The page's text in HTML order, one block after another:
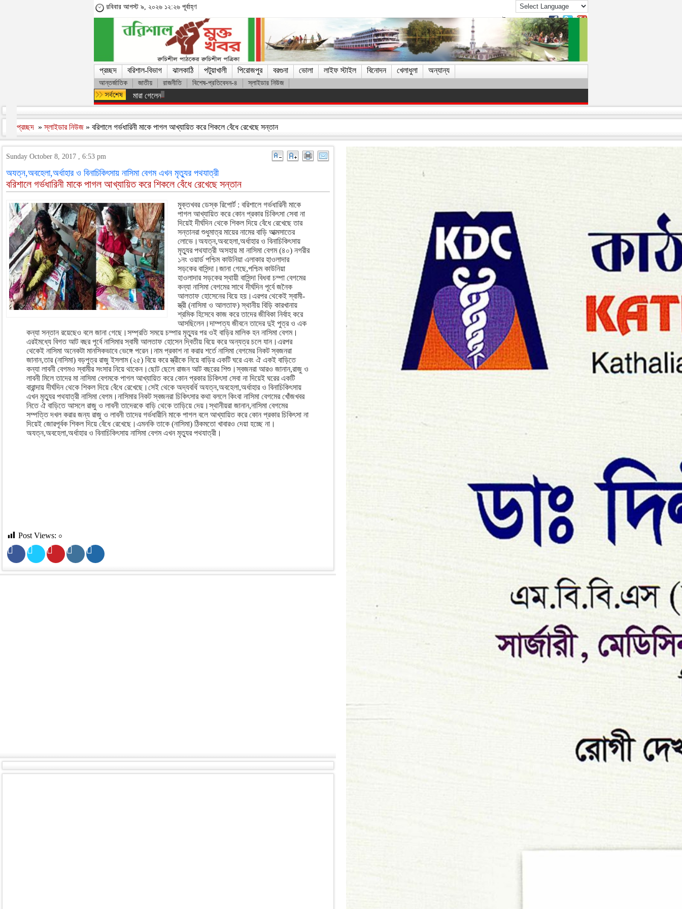
রবিবার আগস্ট ৯, ২০২৬ ১২:২৬ পূর্বাহ্ণ
প্রচ্ছদ বরিশাল-বিভাগ ঝালকাঠি পটুয়াখালী পিরোজপুর বরগুনা ভোলা লাইফ স্টাইল বিনোদন খেলাধুলা অন্যান্য
আন্তর্জাতিক জাতীয় রাজনীতি বিশেষ-প্রতিবেদন-৪ স্লাইডার নিউজ
মারা গেলেন লিওনেল মেসির বাবা হোর্হে মেসি
প্রচ্ছদ »স্লাইডার নিউজ » বরিশালে গর্ভধারিনী মাকে পাগল আখ্যায়িত করে শিকলে বেঁধে রেখেছে সন্তান
Sunday October 8, 2017 , 6:53 pm
অযত্ন,অবহেলা,অর্ধাহার ও বিনাচিকিৎসায় নাসিমা বেগম এখন মৃত্যুর পথযাত্রী
বরিশালে গর্ভধারিনী মাকে পাগল আখ্যায়িত করে শিকলে বেঁধে রেখেছে সন্তান
মুক্তখবর ডেস্ক রিপোর্ট : বরিশালে গর্ভধারিনী মাকে
পাগল আখ্যায়িত করে কোন প্রকার চিকিৎসা সেবা না
দিয়েই দীর্ঘদিন থেকে শিকল দিয়ে বেঁধে রেখেছে তার
সন্তানরা শুধুমাত্র মায়ের নামের বাড়ি আত্মসাতের
লোভে।অযত্ন,অবহেলা,অর্ধাহার ও বিনাচিকিৎসায়
মৃত্যুর পথযাত্রী অসহায় মা নাসিমা বেগম (৪০) নগরীর
১নং ওয়ার্ড পশ্চিম কাউনিয়া এলাকার হাওলাদার
সড়কের বাসিন্দা।জানা গেছে,পশ্চিম কাউনিয়া
হাওলাদার সড়কের স্থায়ী বাসিন্দা বিধবা চম্পা বেগমের
কন্যা নাসিমা বেগমের সাথে দীর্ঘদিন পূর্বে জনৈক
আলতাফ হোসেনের বিয়ে হয়।এরপর থেকেই স্বামী-
স্ত্রী (নাসিমা ও আলতাফ) স্থানীয় বিড়ি কারখানায়
শ্রমিক হিসেবে কাজ করে তাদের জীবিকা নির্বাহ করে
আসছিলেন।দাম্পত্য জীবনে তাদের দুই পুত্র ও এক
কন্যা সন্তান রয়েছেও বলে জানা গেছে।সম্প্রতি সময়ে চম্পার মৃত্যুর পর ওই বাড়ির মালিক হন নাসিমা বেগম।
এরইমধ্যে বিগত আট বছর পূর্বে নাসিমার স্বামী আলতাফ হোসেন দ্বিতীয় বিয়ে করে অন্যত্র চলে যান।এরপর
থেকেই নাসিমা অনেকটা মানসিকভাবে ভেঙ্গে পরেন।নাম প্রকাশ না করার শর্তে নাসিমা বেগমের নিকট স্বজনরা
জানান,তার (নাসিমা) বড়পুত্র রাজু ইসলাম (২৫) বিয়ে করে স্ত্রীকে নিয়ে বাড়ির একটি ঘরে এবং ঐ একই বাড়িতে
কন্যা লাবনী বেগমও স্বামীর সংসার নিয়ে থাকেন।ছোট ছেলে রাজন আট বছরের শিশু।স্বজনরা আরও জানান,রাজু ও
লাবনী মিলে তাদের মা নাসিমা বেগমকে পাগল আখ্যায়িত করে কোন প্রকার চিকিৎসা সেবা না দিয়েই ঘরের একটি
বারান্দায় দীর্ঘদিন থেকে শিকল দিয়ে বেঁধে রেখেছে।সেই থেকে অদ্যবর্ধি অযত্ন,অবহেলা,অর্ধাহার ও বিনাচিকিৎসায়
এখন মৃত্যুর পথযাত্রী নাসিমা বেগম।নাসিমার নিকট স্বজনরা চিকিৎসার কথা বললে কিংবা নাসিমা বেগমের খোঁজখবর
নিতে ঐ বাড়িতে আসলে রাজু ও লাবনী তাদেরকে বাড়ি থেকে তাড়িয়ে দেয়।স্থানীয়রা জানান,নাসিমা বেগমের
সম্পত্তি দখল করার জন্য রাজু ও লাবনী তাদের গর্ভধারীনি মাকে পাগল বলে আখ্যায়িত করে কোন প্রকার চিকিৎসা না
দিয়েই জোরপূর্বক শিকল দিয়ে বেঁধে রেখেছে।এমনকি তাকে (নাসিমা) ঠিকমতো খাবারও দেয়া হচ্ছে না।
অযত্ন,অবহেলা,অর্ধাহার ও বিনাচিকিৎসায় নাসিমা বেগম এখন মৃত্যুর পথযাত্রী।
Post Views: ০